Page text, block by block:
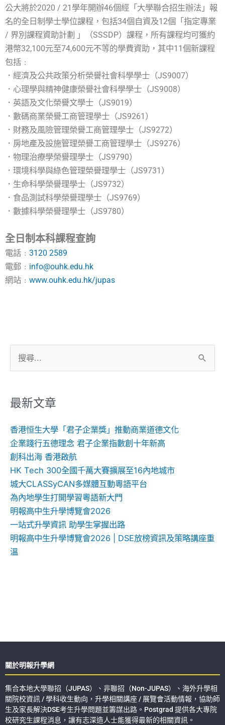
公大將於2020 / 21學年開辦46個經「大學聯合招生辦法」報
名的全日制學士學位課程，包括34個自資及12個「指定專業
/ 界別課程資助計劃 」（SSSDP）課程，所有課程均可獲約
港幣32,100元至74,600元不等的學費資助，其中11個新課程
包括﹕
．經濟及公共政策分析榮譽社會科學學士（JS9007）
．心理學與精神健康榮譽社會科學學士（JS9008）
．英語及文化榮譽文學士（JS9019）
．數碼商業榮譽工商管理學士（JS9261）
．財務及風險管理榮譽工商管理學士（JS9272）
．房地產及設施管理榮譽工商管理學士（JS9276）
．物理治療學榮譽理學士（JS9790）
．環境科學與綠色管理榮譽理學士（JS9731）
．生命科學榮譽理學士（JS9732）
．食品測試科學榮譽理學士（JS9769）
．數據科學榮譽理學士（JS9780）
全日制本科課程查詢
電話﹕ 3120 2589
電郵﹕ info@ouhk.edu.hk
網站﹕ www.ouhk.edu.hk/jupas
尋
鍵
最新文章
香港恒生大學「君子企業獎」推動商業道德文化
企業踐行五德理念 君子企業指數創十年新高
創科出海 香港啟航
HK Tech 300全國千萬大賽擴展至16內地城市
城大CLASSyCAN多媒體互動粵語平台
為內地學生打開學習粵語新大門
明報高中生升學博覽會2026
一站式升學資訊 助學生掌握出路
明報高中生升學博覽會2026 | DSE放榜資訊及策略講座重
溫
關於明報升學網
集合本地大學聯招（JUPAS）、非聯招（Non-JUPAS）、海外升學相
關院校資訊 / 學科收生動向，升學相關講座 / 展覽會活動情報，協助師
生及家長解決DSE考生升學問題並籌謀出路。Postgrad 提供各大專院
校研究生課程消息，讓有志深造人士能獲得最新的相關資訊。